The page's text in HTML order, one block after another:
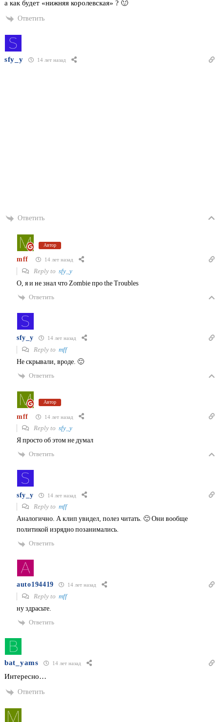
а как будет «нижняя королевская» ? 🙂
Ответить
sfy_y 14 лет назад
Ответить
Автор
mff 14 лет назад
Reply to sfy_y
О, я и не знал что Zombie про the Troubles
Ответить
sfy_y 14 лет назад
Reply to mff
Не скрывали, вроде. 🙂
Ответить
Автор
mff 14 лет назад
Reply to sfy_y
Я просто об этом не думал
Ответить
sfy_y 14 лет назад
Reply to mff
Аналогично. А клип увидел, полез читать. 🙂 Они вообще
политикой изрядно позанимались.
Ответить
auto194419 14 лет назад
Reply to mff
ну здрасьте.
Ответить
bat_yams 14 лет назад
Интересно…
Ответить